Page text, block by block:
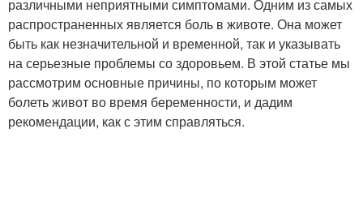
различными неприятными симптомами. Одним из самых
распространенных является боль в животе. Она может
быть как незначительной и временной, так и указывать
на серьезные проблемы со здоровьем. В этой статье мы
рассмотрим основные причины, по которым может
болеть живот во время беременности, и дадим
рекомендации, как с этим справляться.